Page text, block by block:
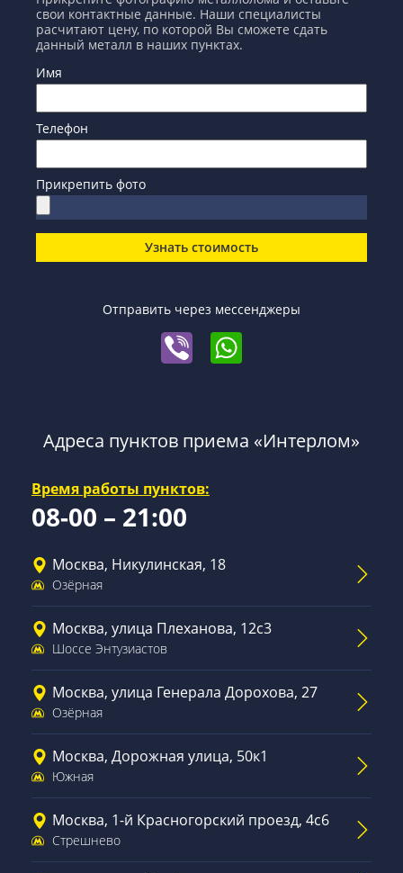
свои контактные данные. Наши специалисты
расчитают цену, по которой Вы сможете сдать
данный металл в наших пунктах.
Имя
Телефон
Прикрепить фото
Узнать стоимость
Отправить через мессенджеры
Адреса пунктов приема «Интерлом»
Время работы пунктов:
08-00 – 21:00
Москва, Никулинская, 18
Озёрная
Москва, улица Плеханова, 12с3
Шоссе Энтузиастов
Москва, улица Генерала Дорохова, 27
Озёрная
Москва, Дорожная улица, 50к1
Южная
Москва, 1-й Красногорский проезд, 4с6
Стрешнево